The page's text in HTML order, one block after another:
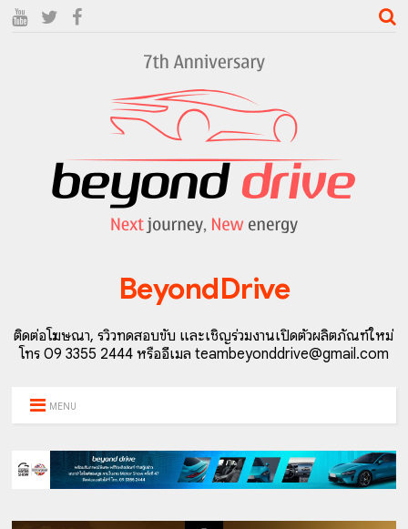
BeyondDrive
ติดต่อโฆษณา, รีวิวทดสอบขับ และเชิญร่วมงานเปิดตัวผลิตภัณฑ์ใหม่
โทร 09 3355 2444 หรืออีเมล teambeyonddrive@gmail.com
MENU